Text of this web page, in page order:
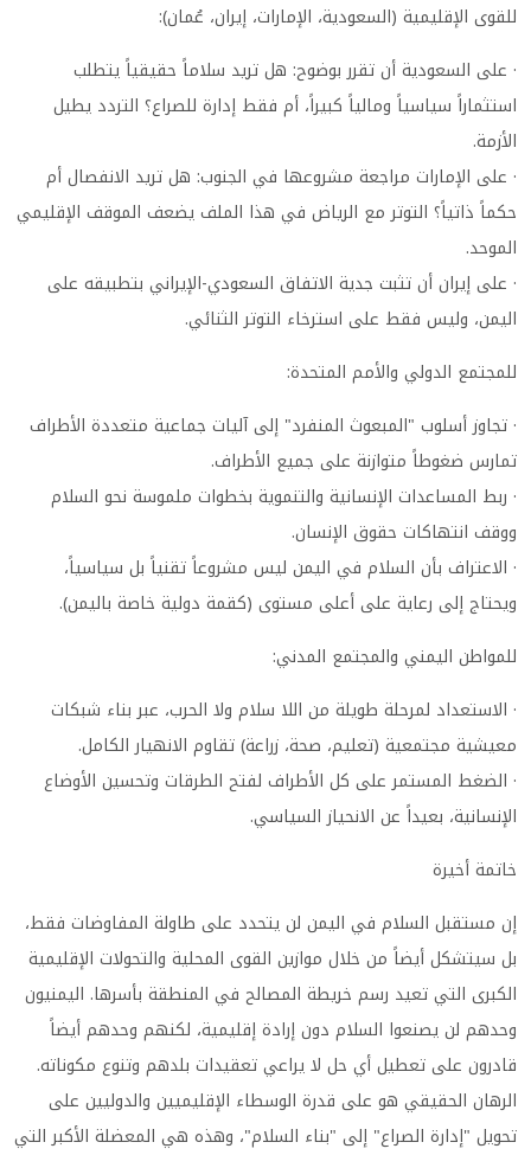
للقوى الإقليمية (السعودية، الإمارات، إيران، عُمان):
· على السعودية أن تقرر بوضوح: هل تريد سلاماً حقيقياً يتطلب
استثماراً سياسياً ومالياً كبيراً، أم فقط إدارة للصراع؟ التردد يطيل
الأزمة.
· على الإمارات مراجعة مشروعها في الجنوب: هل تريد الانفصال أم
حكماً ذاتياً؟ التوتر مع الرياض في هذا الملف يضعف الموقف الإقليمي
الموحد.
· على إيران أن تثبت جدية الاتفاق السعودي-الإيراني بتطبيقه على
اليمن، وليس فقط على استرخاء التوتر الثنائي.
للمجتمع الدولي والأمم المتحدة:
· تجاوز أسلوب "المبعوث المنفرد" إلى آليات جماعية متعددة الأطراف
تمارس ضغوطاً متوازنة على جميع الأطراف.
· ربط المساعدات الإنسانية والتنموية بخطوات ملموسة نحو السلام
ووقف انتهاكات حقوق الإنسان.
· الاعتراف بأن السلام في اليمن ليس مشروعاً تقنياً بل سياسياً،
ويحتاج إلى رعاية على أعلى مستوى (كقمة دولية خاصة باليمن).
للمواطن اليمني والمجتمع المدني:
· الاستعداد لمرحلة طويلة من اللا سلام ولا الحرب، عبر بناء شبكات
معيشية مجتمعية (تعليم، صحة، زراعة) تقاوم الانهيار الكامل.
· الضغط المستمر على كل الأطراف لفتح الطرقات وتحسين الأوضاع
الإنسانية، بعيداً عن الانحياز السياسي.
خاتمة أخيرة
إن مستقبل السلام في اليمن لن يتحدد على طاولة المفاوضات فقط،
بل سيتشكل أيضاً من خلال موازين القوى المحلية والتحولات الإقليمية
الكبرى التي تعيد رسم خريطة المصالح في المنطقة بأسرها. اليمنيون
وحدهم لن يصنعوا السلام دون إرادة إقليمية، لكنهم وحدهم أيضاً
قادرون على تعطيل أي حل لا يراعي تعقيدات بلدهم وتنوع مكوناته.
الرهان الحقيقي هو على قدرة الوسطاء الإقليميين والدوليين على
تحويل "إدارة الصراع" إلى "بناء السلام"، وهذه هي المعضلة الأكبر التي